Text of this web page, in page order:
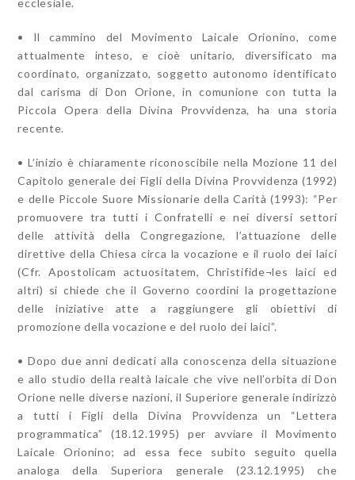
ecclesiale.
• Il cammino del Movimento Laicale Orionino, come
attualmente inteso, e cioè unitario, diversificato ma
coordinato, organizzato, soggetto autonomo identificato
dal carisma di Don Orione, in comunione con tutta la
Piccola Opera della Divina Provvidenza, ha una storia
recente.
• L’inizio è chiaramente riconoscibile nella Mozione 11 del
Capitolo generale dei Figli della Divina Provvidenza (1992)
e delle Piccole Suore Missionarie della Carità (1993): “Per
promuovere tra tutti i Confratelli e nei diversi settori
delle attività della Congregazione, l’attuazione delle
direttive della Chiesa circa la vocazione e il ruolo dei laici
(Cfr. Apostolicam actuositatem, Christifide¬les laici ed
altri) si chiede che il Governo coordini la progettazione
delle iniziative atte a raggiungere gli obiettivi di
promozione della vocazione e del ruolo dei laici”.
• Dopo due anni dedicati alla conoscenza della situazione
e allo studio della realtà laicale che vive nell’orbita di Don
Orione nelle diverse nazioni, il Superiore generale indirizzò
a tutti i Figli della Divina Provvidenza un “Lettera
programmatica” (18.12.1995) per avviare il Movimento
Laicale Orionino; ad essa fece subito seguito quella
analoga della Superiora generale (23.12.1995) che